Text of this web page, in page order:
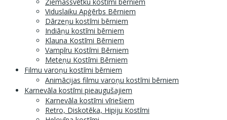
Viduslaiku Apģērbs Bērniem
Dārzeņu kostīmi bērniem
Indiāņu kostīmi bērniem
Klauna Kostīmi Bērniem
Vampīru Kostīmi Bērniem
Meteņu Kostīmi Bērniem
Filmu varoņu kostīmi bērniem
Animācijas filmu varoņu kostīmi bērniem
Karnevāla kostīmi pieaugušajiem
Karnevāla kostīmi vīriešiem
Retro, Diskotēka, Hipiju Kostīmi